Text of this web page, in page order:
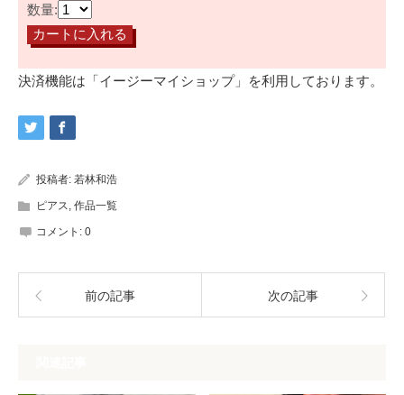
数量:
決済機能は「イージーマイショップ」を利用しております。
投稿者: 若林和浩
ピアス, 作品一覧
コメント: 0
前の記事 次の記事